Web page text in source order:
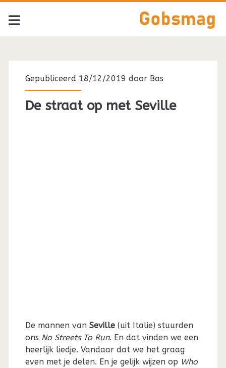
Gepubliceerd 18/12/2019 door Bas
De straat op met Seville
De mannen van Seville(uit Italie) stuurden
ons No Streets To Run. En dat vinden we een
heerlijk liedje. Vandaar dat we het graag
even met je delen. En je gelijk wijzen op Who